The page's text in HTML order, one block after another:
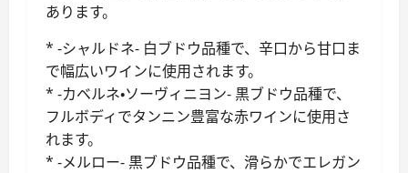
あります。
* -シャルドネ- 白ブドウ品種で、辛口から甘口ま
で幅広いワインに使用されます。
* -カベルネ・ソーヴィニヨン- 黒ブドウ品種で、
フルボディでタンニン豊富な赤ワインに使用さ
れます。
* -メルロー- 黒ブドウ品種で、滑らかでエレガン